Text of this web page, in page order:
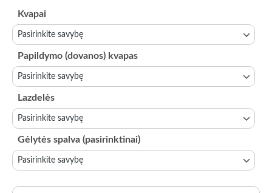
granitas
Kvapai
Papildymo (dovanos) kvapas
Lazdelės
Gėlytės spalva (pasirinktinai)